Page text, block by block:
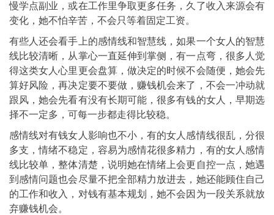
慢学点副业，或在工作里争取更多任务，久了收入来源会有
变化，她不怕辛苦，不会只等着固定工资。
有些人还会看手上的感情线和智慧线，如果一个女人的智慧
线比较清晰，从掌心一直延伸到掌侧，有一点弯，很多人觉
得这类女人心里更会盘算，做决定的时候不会随便，她会先
算好风险，再决定要不要做，赚钱机会来了，不会一冲动就
跟风，她会先看有没有长期可能，很多有钱的女人，早期选
择不一定多，可每一步都走得比较稳。
感情线对有钱女人影响也不小，有的女人感情线很乱，分很
多支，情绪不稳定，容易为感情花很多精力，有的女人感情
线比较单，整体清楚，说明她在情绪上会更自控一点，她遇
到感情问题也会尽量不把全部精力放进去，她还能顾住自己
的工作和收入，对钱有基本规划，她不会因为一段关系就放
弃赚钱机会。